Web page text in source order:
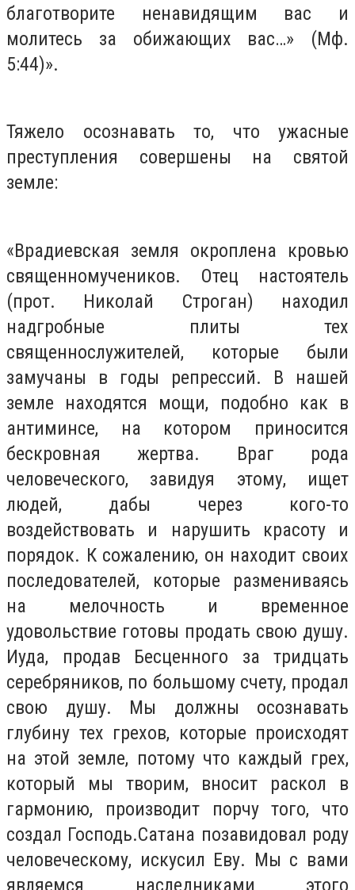
благотворите ненавидящим вас и
молитесь за обижающих вас…» (Мф.
5:44)».
Тяжело осознавать то, что ужасные
преступления совершены на святой
земле:
«Врадиевская земля окроплена кровью
священномучеников. Отец настоятель
(прот. Николай Строган) находил
надгробные плиты тех
священнослужителей, которые были
замучаны в годы репрессий. В нашей
земле находятся мощи, подобно как в
антиминсе, на котором приносится
бескровная жертва. Враг рода
человеческого, завидуя этому, ищет
людей, дабы через кого-то
воздействовать и нарушить красоту и
порядок. К сожалению, он находит своих
последователей, которые размениваясь
на мелочность и временное
удовольствие готовы продать свою душу.
Иуда, продав Бесценного за тридцать
серебряников, по большому счету, продал
свою душу. Мы должны осознавать
глубину тех грехов, которые происходят
на этой земле, потому что каждый грех,
который мы творим, вносит раскол в
гармонию, производит порчу того, что
создал Господь.Сатана позавидовал роду
человеческому, искусил Еву. Мы с вами
являемся наследниками этого